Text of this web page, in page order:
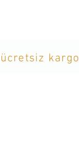
kargo